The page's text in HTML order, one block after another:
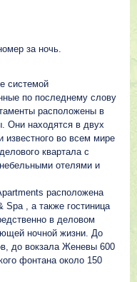
за ночь.
системой
по последнему слову
расположены в
Они находятся в двух
известного во всем мире
квартала с
отелями и
расположена
Spa , а также гостиница
в деловом
ночной жизни. До
до вокзала Женевы 600
фонтана около 150